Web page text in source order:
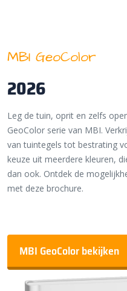
MBI GeoColor
2026
Leg de tuin, oprit en zelfs
GeoColor serie van MBI.
van tuintegels tot bestrating
keuze uit meerdere kleuren,
dan ook. Ontdek de
met deze brochure.
MBI GeoColor bekijken